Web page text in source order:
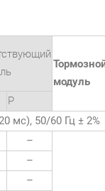
модуль
P
мс), 50/60 Гц ± 2%
–
–
–